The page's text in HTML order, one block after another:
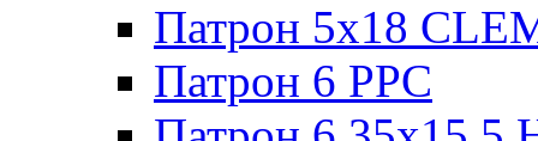
Патрон 5x18
Патрон 6 PPC